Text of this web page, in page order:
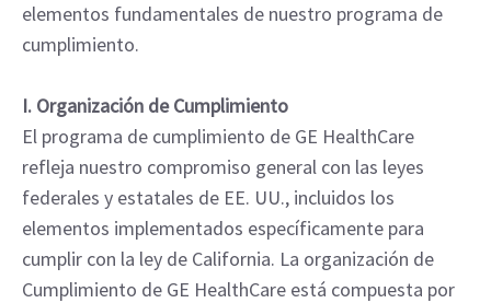
elementos fundamentales de nuestro programa de
cumplimiento.
I. Organización de Cumplimiento
El programa de cumplimiento de GE HealthCare
refleja nuestro compromiso general con las leyes
federales y estatales de EE. UU., incluidos los
elementos implementados específicamente para
cumplir con la ley de California. La organización de
Cumplimiento de GE HealthCare está compuesta por